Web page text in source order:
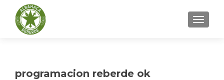
programacion reberde ok